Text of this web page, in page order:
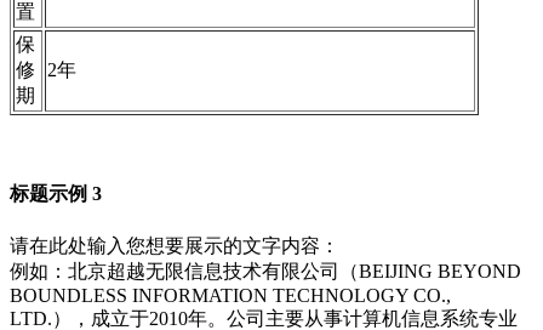
置
保
修
期
2年
标题示例 3
请在此处输入您想要展示的文字内容：
例如：北京超越无限信息技术有限公司（BEIJING BEYOND
BOUNDLESS INFORMATION TECHNOLOGY CO.,
LTD.），成立于2010年。公司主要从事计算机信息系统专业